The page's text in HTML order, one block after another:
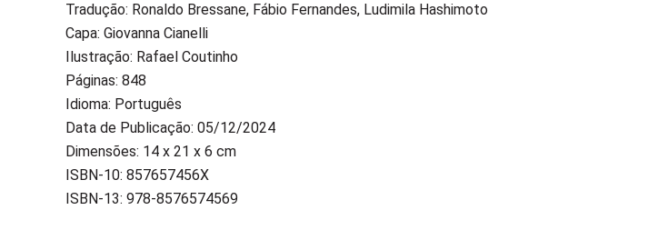
Tradução: Ronaldo Bressane, Fábio Fernandes, Ludimila Hashimoto
Capa: Giovanna Cianelli
Ilustração: Rafael Coutinho
Páginas: 848
Idioma: Português
Data de Publicação: 05/12/2024
Dimensões: 14 x 21 x 6 cm
ISBN-10: 857657456X
ISBN-13: 978-8576574569